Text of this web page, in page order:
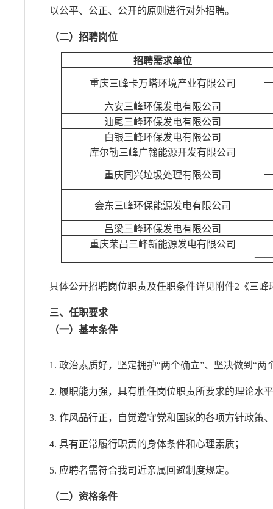
以公平、公正、公开的原则进行对外招聘。
（二）招聘岗位
招聘需求单位
重庆三峰卡万塔环境产业有限公司
六安三峰环保发电有限公司
汕尾三峰环保发电有限公司
白银三峰环保发电有限公司
库尔勒三峰广翰能源开发有限公司
重庆同兴垃圾处理有限公司
会东三峰环保能源发电有限公司
吕梁三峰环保发电有限公司
重庆荣昌三峰新能源发电有限公司
具体公开招聘岗位职责及任职条件详见附件2《三
三、任职要求
（一）基本条件
1. 政治素质好，坚定拥护“两个确立”、坚决做到“两
2. 履职能力强，具有胜任岗位职责所要求的理论水
3. 作风品行正，自觉遵守党和国家的各项方针政策
4. 具有正常履行职责的身体条件和心理素质；
5. 应聘者需符合我司近亲属回避制度规定。
（二）资格条件